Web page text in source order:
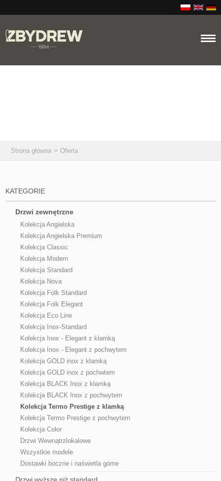
Strona główna > Oferta
KATEGORIE
Drzwi zewnętrzne
Kolekcja Angielska
Kolekcja Angielska Premium
Kolekcja Classic
Kolekcja Modern
Kolekcja Standard
Kolekcja Nova
Kolekcja Folk Standard
Kolekcja Folk Elegant
Kolekcja Eco Line
Kolekcja Inox-Standard
Kolekcja Inox - Elegant z klamką
Kolekcja Inox - Elegant z pochwytem
Kolekcja GOLD inox z klamką
Kolekcja GOLD inox z pochwtem
Kolekcja BLACK Inox z klamką
Kolekcja BLACK Inox z pochwytem
Kolekcja Termo Prestige z klamką
Kolekcja Termo Prestige z pochwytem
Kolekcja Color
Drzwi Wewnątrzlokalowe
Wszystkie modele
Dostawki boczne i naświetla górne